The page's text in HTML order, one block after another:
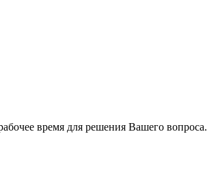
время для решения Вашего вопроса.